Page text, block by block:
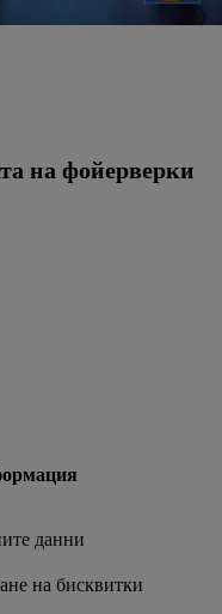
на фойерверки
данни
на бисквитки